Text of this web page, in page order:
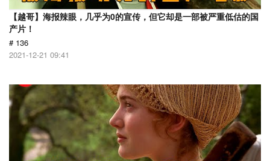
【越哥】海报辣眼，几乎为0的宣传，但它却是一部被严重低估的国
产片！
# 136
2021-12-21 09:41